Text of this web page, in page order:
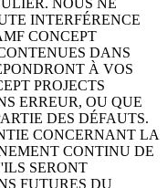
INTERFÉRENCE
CONCEPT
DANS
À VOS
PROJECTS
ERREUR, OU QUE
DES DÉFAUTS.
CONCERNANT LA
CONTINU DE
SERONT
FUTURES DU